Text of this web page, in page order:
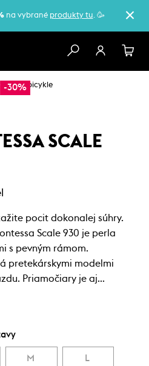
na vybrané produkty tu. 🥳
-30%
horské bicykle
SCALE
pocit dokonalej súhry.
Scale 930 je perla
s pevným rámom.
pretekárskymi modelmi
Priamočiary je aj…
M L